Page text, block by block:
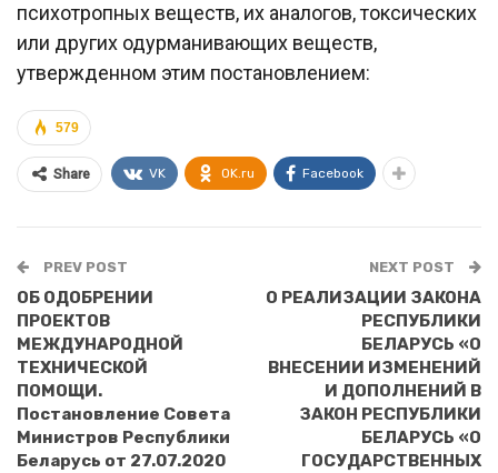
психотропных веществ, их аналогов, токсических
или других одурманивающих веществ,
утвержденном этим постановлением:
579
Share VK OK.ru Facebook
PREV POST
ОБ ОДОБРЕНИИ
ПРОЕКТОВ
МЕЖДУНАРОДНОЙ
ТЕХНИЧЕСКОЙ
ПОМОЩИ.
Постановление Совета
Министров Республики
Беларусь от 27.07.2020
NEXT POST
О РЕАЛИЗАЦИИ ЗАКОНА
РЕСПУБЛИКИ
БЕЛАРУСЬ «О
ВНЕСЕНИИ ИЗМЕНЕНИЙ
И ДОПОЛНЕНИЙ В
ЗАКОН РЕСПУБЛИКИ
БЕЛАРУСЬ «О
ГОСУДАРСТВЕННЫХ